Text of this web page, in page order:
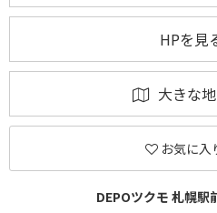
HPを見
大きな
お気に入
DEPOツクモ 札幌駅